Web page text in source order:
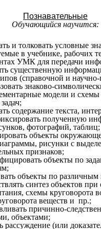
Познавательные
Обучающийся научится:
и толковать условные
в учебнике, рабочих
УМК для передачи
существенную
(справочной и научно-
знаково-
модели и
содержание текста,
полученную
фотографий, таблиц;
объекты
рисунки с
признаков;
объекты по
объекты по различным
синтез объектов при
схемы круговорота
веществ и пр.;
причинно-
объектами;
рассуждение (или